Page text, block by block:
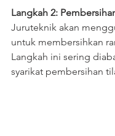
Langkah 2:
Juruteknik akan
untuk membersihkan
Langkah ini sering
syarikat pembersihan